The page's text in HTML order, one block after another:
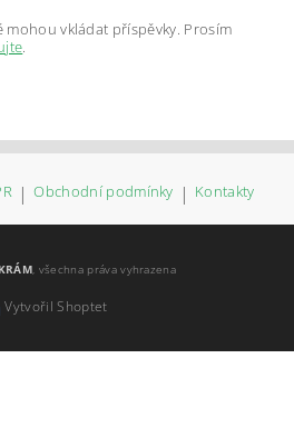
mohou vkládat příspěvky. Prosím
.
| Obchodní podmínky | Kontakty
, všechna práva vyhrazena
Vytvořil Shoptet